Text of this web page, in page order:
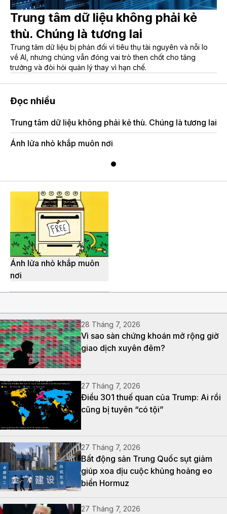
Trung tâm dữ liệu không phải kẻ
thù. Chúng là tương lai
Trung tâm dữ liệu bị phản đối vì tiêu thụ tài nguyên và nỗi lo
về AI, nhưng chúng vẫn đóng vai trò then chốt cho tăng
trưởng và đòi hỏi quản lý thay vì hạn chế.
Đọc nhiều
Trung tâm dữ liệu không phải kẻ thù. Chúng là tương lai
Ánh lửa nhỏ khắp muôn nơi
Ánh lửa nhỏ khắp muôn
nơi
28 Tháng 7, 2026
Vì sao sàn chứng khoán mở rộng giờ
giao dịch xuyên đêm?
27 Tháng 7, 2026
Điều 301 thuế quan của Trump: Ai rồi
cũng bị tuyên “có tội”
27 Tháng 7, 2026
Bất động sản Trung Quốc sụt giảm
giúp xoa dịu cuộc khủng hoảng eo
biển Hormuz
27 Tháng 7, 2026